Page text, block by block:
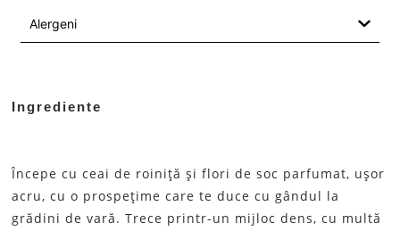
Alergeni
Ingrediente
Începe cu ceai de roiniță și flori de soc parfumat, ușor
acru, cu o prospețime care te duce cu gândul la
grădini de vară. Trece printr-un mijloc dens, cu multă